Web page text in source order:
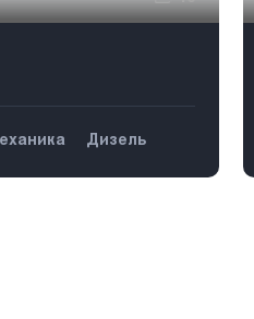
Дизель